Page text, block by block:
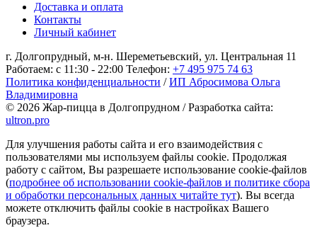
Доставка и оплата
Контакты
Личный кабинет
г. Долгопрудный, м-н. Шереметьевский, ул. Центральная 11
Работаем: с 11:30 - 22:00 Телефон: +7 495 975 74 63
Политика конфиденциальности /ИП Абросимова Ольга
Владимировна
© 2026 Жар-пицца в Долгопрудном / Разработка сайта:
ultron.pro
Для улучшения работы сайта и его взаимодействия с
пользователями мы используем файлы cookie. Продолжая
работу с сайтом, Вы разрешаете использование cookie-файлов
(подробнее об использовании cookie-файлов и политике сбора
и обработки персональных данных читайте тут). Вы всегда
можете отключить файлы cookie в настройках Вашего
браузера.